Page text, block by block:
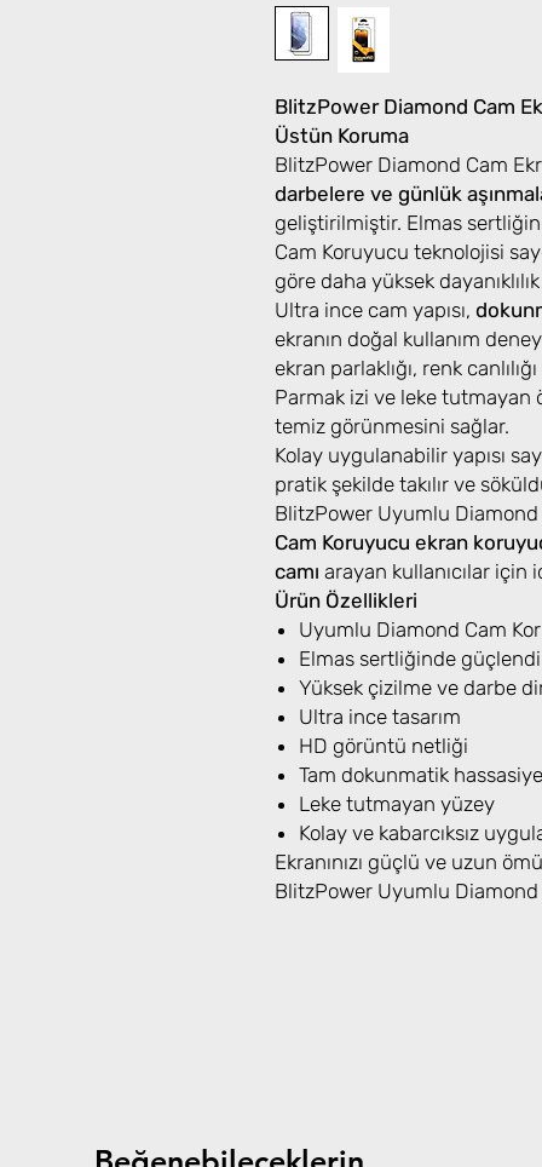
BlitzPower Diamond Cam
Üstün Koruma
BlitzPower Diamond Cam
darbelere ve günlük
geliştirilmiştir. Elmas
Cam Koruyucu teknolojisi
göre daha yüksek
Ultra ince cam yapısı,
ekranın doğal kullanım
ekran parlaklığı, renk
Parmak izi ve leke tutmayan
temiz görünmesini sağlar.
Kolay uygulanabilir yapısı
pratik şekilde takılır ve
BlitzPower Uyumlu
Cam Koruyucu ekran
camı arayan kullanıcılar için
Ürün Özellikleri
Uyumlu Diamond Cam
Elmas sertliğinde
Yüksek çizilme ve darbe
Ultra ince tasarım
HD görüntü netliği
Tam dokunmatik
Leke tutmayan yüzey
Kolay ve kabarcıksız
Ekranınızı güçlü ve uzun
BlitzPower Uyumlu